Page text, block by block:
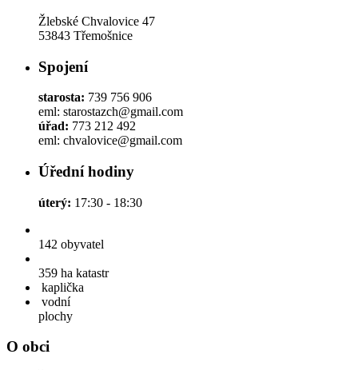
Žlebské Chvalovice 47
53843 Třemošnice
Spojení
starosta: 739 756 906
eml: starostazch@gmail.com
úřad: 773 212 492
eml: chvalovice@gmail.com
Úřední hodiny
úterý: 17:30 - 18:30
142 obyvatel
359 ha katastr
kaplička
vodní
plochy
O obci